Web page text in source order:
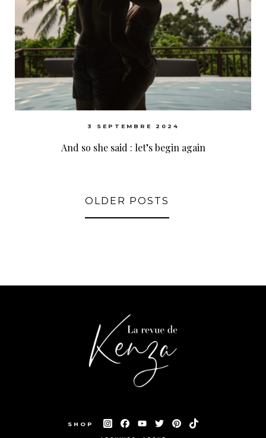
3 SEPTEMBRE 2024
And so she said : let’s begin again
OLDER POSTS
SHOP